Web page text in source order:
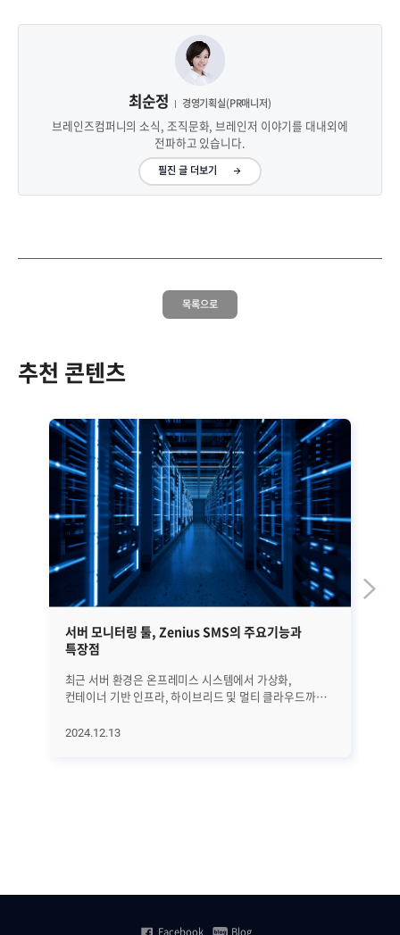
최순정 경영기획실(PR매니저)
브레인즈컴퍼니의 소식, 조직문화, 브레인저 이야기를 대내외에
전파하고 있습니다.
필진 글 더보기
목록으로
추천 콘텐츠
서버 모니터링 툴, Zenius SMS의 주요기능과
특장점
최근 서버 환경은 온프레미스 시스템에서 가상화,
컨테이너 기반 인프라, 하이브리드 및 멀티 클라우드까지
단순히 서버 상태를 확인하는 것을 넘어서 문제가
모니터링 툴 Zenius SMS가 제공하는 주요 기능과
2024.12.13
Facebook Blog